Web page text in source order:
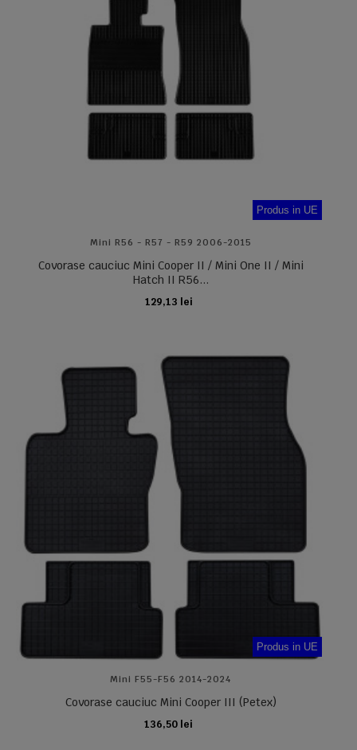
Produs in UE
Mini R56 - R57 - R59 2006-2015
Covorase cauciuc Mini Cooper II / Mini One II / Mini
Hatch II R56...
129,13 lei
ADAUGA IN COS
Produs in UE
Mini F55-F56 2014-2024
Covorase cauciuc Mini Cooper III (Petex)
136,50 lei
ADAUGA IN COS